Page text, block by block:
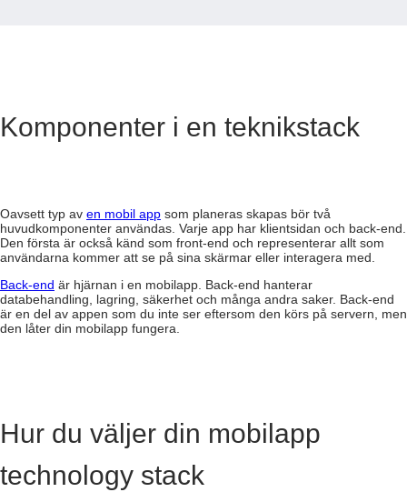
Komponenter i en teknikstack
Oavsett typ av en mobil app som planeras skapas bör två
huvudkomponenter användas. Varje app har klientsidan och back-end.
Den första är också känd som front-end och representerar allt som
användarna kommer att se på sina skärmar eller interagera med.
Back-end är hjärnan i en mobilapp. Back-end hanterar
databehandling, lagring, säkerhet och många andra saker. Back-end
är en del av appen som du inte ser eftersom den körs på servern, men
den låter din mobilapp fungera.
Hur du väljer din mobilapp
technology stack